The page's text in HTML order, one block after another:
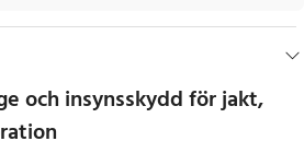
och insynsskydd för jakt,